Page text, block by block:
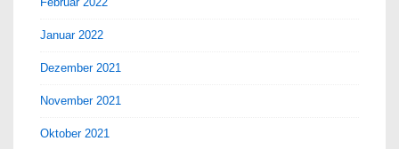
Januar 2022
Dezember 2021
November 2021
Oktober 2021